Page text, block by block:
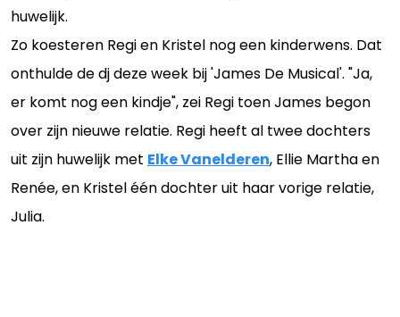
huwelijk.
Zo koesteren Regi en Kristel nog een kinderwens. Dat
onthulde de dj deze week bij 'James De Musical'. "Ja,
er komt nog een kindje", zei Regi toen James begon
over zijn nieuwe relatie. Regi heeft al twee dochters
uit zijn huwelijk met Elke Vanelderen, Ellie Martha en
Renée, en Kristel één dochter uit haar vorige relatie,
Julia.